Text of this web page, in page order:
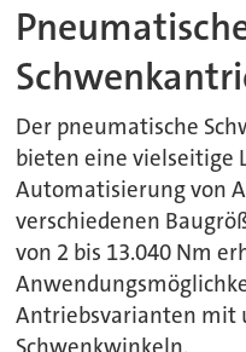
Der pneumatische
bieten eine vielseitige
Automatisierung von
verschiedenen
von 2 bis 13.040 Nm
Antriebsvarianten mit